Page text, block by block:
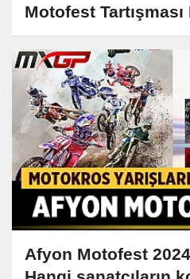
Motofest
Afyon Motofest